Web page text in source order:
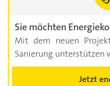
Sie möchten
Mit dem neuen
Sanierung unterstützen
Jetzt